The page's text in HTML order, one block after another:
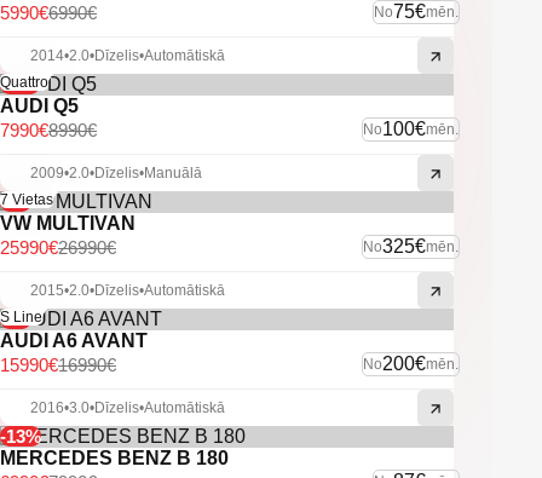
No75€mēn.
6990€
5990€
2014•2.0•Dīzelis•Automātiskā
-11%
Quattro
AUDI Q5
No100€mēn.
8990€
7990€
2009•2.0•Dīzelis•Manuālā
-4%
7 Vietas
VW MULTIVAN
No325€mēn.
26990€
25990€
2015•2.0•Dīzelis•Automātiskā
-6%
S Line
AUDI A6 AVANT
No200€mēn.
16990€
15990€
2016•3.0•Dīzelis•Automātiskā
-13%
MERCEDES BENZ B 180